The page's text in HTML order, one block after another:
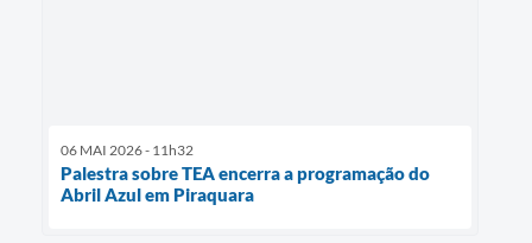
06 MAI 2026 - 11h32
Palestra sobre TEA encerra a programação do
Abril Azul em Piraquara